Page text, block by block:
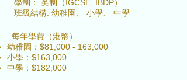
學制： 英制（IGCSE, IBDP）
班級結構: 幼稚園、 小學、 中學
每年學費（港幣）
幼稚園：$81,000 - 163,000
小學：$163,000
中學：$182,000